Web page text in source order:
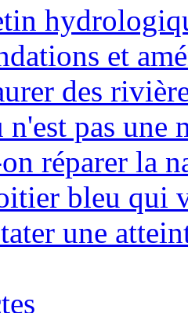
et
des
n'est pas une
réparer la
bleu qui
une